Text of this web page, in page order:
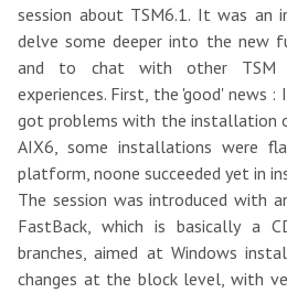
session about TSM6.1. It was an
delve some deeper into the new
and to chat with other TSM
experiences. First, the 'good' news
got problems with the installation
AIX6, some installations were
platform, noone succeeded yet in
The session was introduced with
FastBack, which is basically a
branches, aimed at Windows
changes at the block level, with